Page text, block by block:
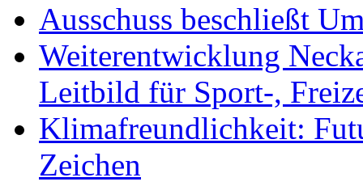
Ausschuss beschließt
Weiterentwicklung
Leitbild für Sport-,
Klimafreundlichkeit:
Zeichen